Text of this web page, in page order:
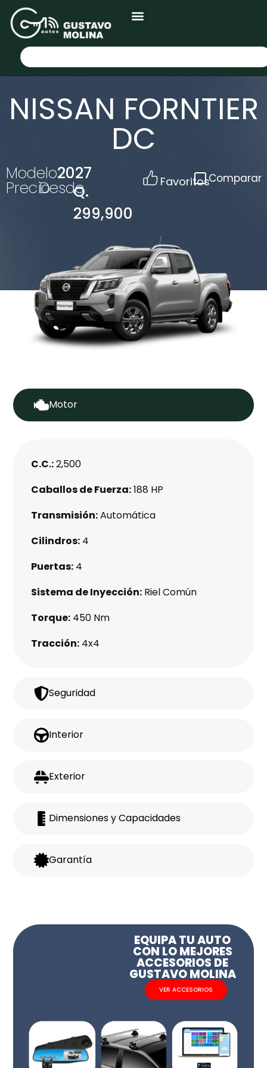
NISSAN FORNTIER
DC
Modelo2027
PrecioDesde
Q.
299,900
FavoritosComparar
Motor
Seguridad
Interior
Exterior
Dimensiones y Capacidades
Garantía
C.C.:2,500
Caballos de Fuerza:188 HP
Transmisión:Automática
Cilindros: 4
Puertas: 4
Sistema de Inyección: Riel Común
Torque: 450 Nm
Tracción: 4x4
EQUIPA TU AUTO
CON LO MEJORES
ACCESORIOS DE
GUSTAVO MOLINA
VER ACCESORIOS